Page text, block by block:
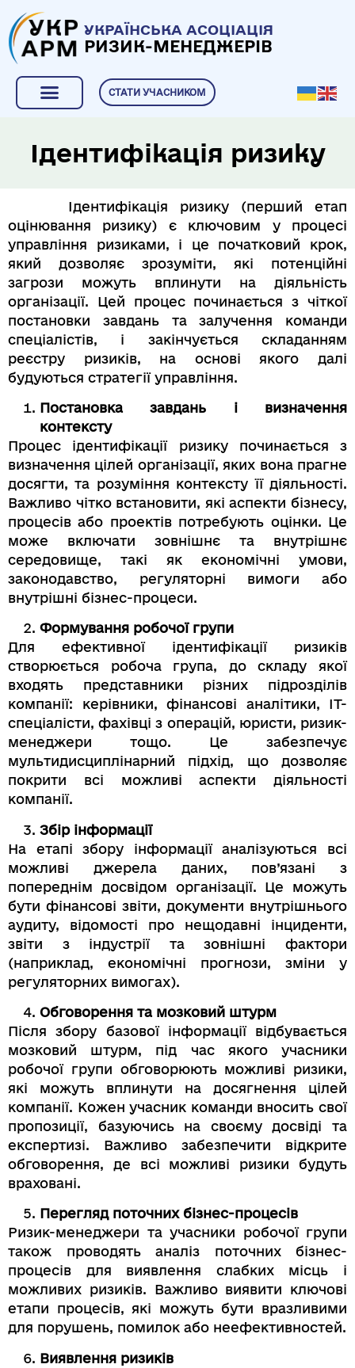
УКРАЇНСЬКА АСОЦІАЦІЯ
РИЗИК-МЕНЕДЖЕРІВ
СТАТИ УЧАСНИКОМ
Ідентифікація ризику
Ідентифікація ризику (перший етап
оцінювання ризику) є ключовим у процесі
управління ризиками, і це початковий крок,
який дозволяє зрозуміти, які потенційні
загрози можуть вплинути на діяльність
організації. Цей процес починається з чіткої
постановки завдань та залучення команди
спеціалістів, і закінчується складанням
реєстру ризиків, на основі якого далі
будуються стратегії управління.
Постановка завдань і визначення
контексту
Процес ідентифікації ризику починається з
визначення цілей організації, яких вона прагне
досягти, та розуміння контексту її діяльності.
Важливо чітко встановити, які аспекти бізнесу,
процесів або проектів потребують оцінки. Це
може включати зовнішнє та внутрішнє
середовище, такі як економічні умови,
законодавство, регуляторні вимоги або
внутрішні бізнес-процеси.
Формування робочої групи
Для ефективної ідентифікації ризиків
створюється робоча група, до складу якої
входять представники різних підрозділів
компанії: керівники, фінансові аналітики, ІТ-
спеціалісти, фахівці з операцій, юристи, ризик-
менеджери тощо. Це забезпечує
мультидисциплінарний підхід, що дозволяє
покрити всі можливі аспекти діяльності
компанії.
Збір інформації
На етапі збору інформації аналізуються всі
можливі джерела даних, пов’язані з
попереднім досвідом організації. Це можуть
бути фінансові звіти, документи внутрішнього
аудиту, відомості про нещодавні інциденти,
звіти з індустрії та зовнішні фактори
(наприклад, економічні прогнози, зміни у
регуляторних вимогах).
Обговорення та мозковий штурм
Після збору базової інформації відбувається
мозковий штурм, під час якого учасники
робочої групи обговорюють можливі ризики,
які можуть вплинути на досягнення цілей
компанії. Кожен учасник команди вносить свої
пропозиції, базуючись на своєму досвіді та
експертизі. Важливо забезпечити відкрите
обговорення, де всі можливі ризики будуть
враховані.
Перегляд поточних бізнес-процесів
Ризик-менеджери та учасники робочої групи
також проводять аналіз поточних бізнес-
процесів для виявлення слабких місць і
можливих ризиків. Важливо виявити ключові
етапи процесів, які можуть бути вразливими
для порушень, помилок або неефективностей.
Виявлення ризиків